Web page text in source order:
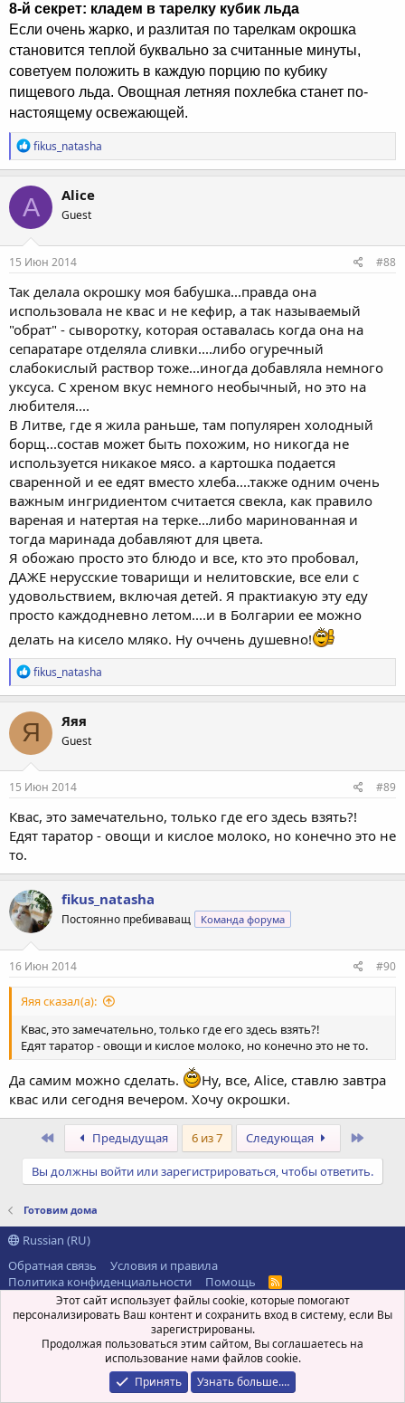
8-й секрет: кладем в тарелку кубик льда
Если очень жарко, и разлитая по тарелкам окрошка
становится теплой буквально за считанные минуты,
советуем положить в каждую порцию по кубику
пищевого льда. Овощная летняя похлебка станет по-
настоящему освежающей.
Р
е
а
к
ц
и
и
:
fikus_natasha
A Alice
Guest
15 Июн 2014 #88
Так делала окрошку моя бабушка...правда она
использовала не квас и не кефир, а так называемый
"обрат" - сыворотку, которая оставалась когда она на
сепаратаре отделяла сливки....либо огуречный
слабокислый раствор тоже...иногда добавляла немного
уксуса. С хреном вкус немного необычный, но это на
любителя....
В Литве, где я жила раньше, там популярен холодный
борщ...состав может быть похожим, но никогда не
используется никакое мясо. а картошка подается
сваренной и ее едят вместо хлеба....также одним очень
важным ингридиентом считается свекла, как правило
вареная и натертая на терке...либо маринованная и
тогда маринада добавляют для цвета.
Я обожаю просто это блюдо и все, кто это пробовал,
ДАЖЕ нерусские товарищи и нелитовские, все ели с
удовольствием, включая детей. Я практиакую эту еду
просто каждодневно летом....и в Болгарии ее можно
делать на кисело мляко. Ну оччень душевно!
Р
е
а
к
ц
и
и
:
fikus_natasha
Я Яяя
Guest
15 Июн 2014 #89
Квас, это замечательно, только где его здесь взять?!
Едят таратор - овощи и кислое молоко, но конечно это не
то.
fikus_natasha
Постоянно пребиваващ Команда форума
16 Июн 2014 #90
Яяя сказал(а):
Квас, это замечательно, только где его здесь взять?!
Едят таратор - овощи и кислое молоко, но конечно это не то.
Да самим можно сделать.
Ну, все, Alice, ставлю завтра
квас или сегодня вечером. Хочу окрошки.
ПервыйПредыдущая 6 из 7 Следующая
Вы должны войти или зарегистрироваться, чтобы ответить.
Готовим дома
Russian (RU)
Обратная связь
Условия и правила
Политика конфиденциальности
Помощь
R
S
S
Community platform by XenForo® © 2010-2021 XenForo Ltd.
Перевод:xen-foro.com.ua
Этот сайт использует файлы cookie, которые помогают
персонализировать Ваш контент и сохранить вход в систему, если Вы
зарегистрированы.
Продолжая пользоваться этим сайтом, Вы соглашаетесь на
использование нами файлов cookie.
Принять
Узнать больше.…